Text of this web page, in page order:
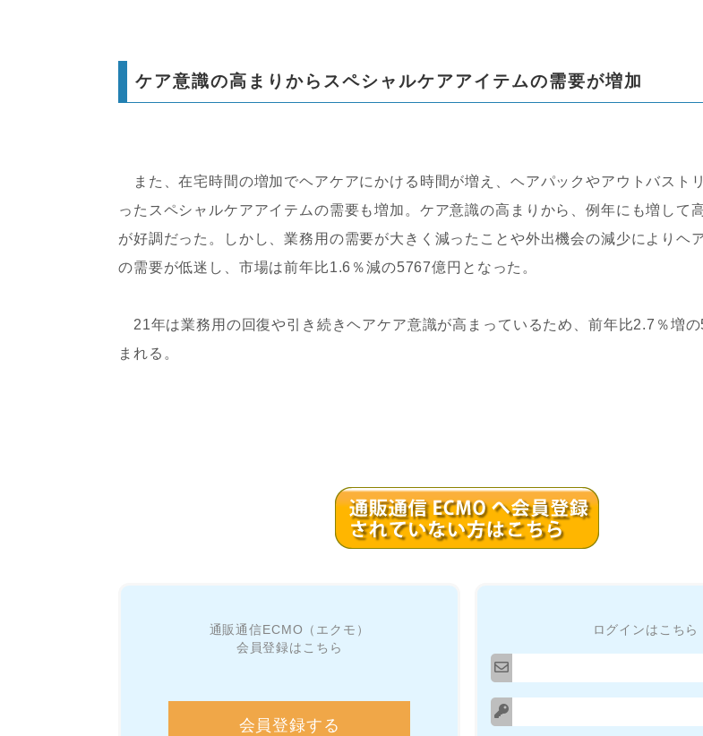
ケア意識の高まりからスペシャルケアアイテムの需要が増加
また、在宅時間の増加でヘアケアにかける時間が増え、ヘアパックやアウトバスト
ったスペシャルケアアイテムの需要も増加。ケア意識の高まりから、例年にも増して
が好調だった。しかし、業務用の需要が大きく減ったことや外出機会の減少によりヘ
の需要が低迷し、市場は前年比1.6％減の5767億円となった。
21年は業務用の回復や引き続きヘアケア意識が高まっているため、前年比2.7％増
まれる。
通販通信ECMO（エクモ）
会員登録はこちら
会員登録する
ログインはこちら